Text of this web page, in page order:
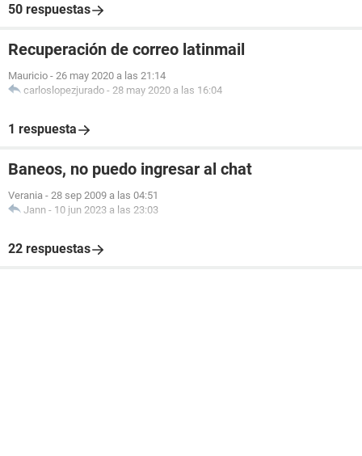
50 respuestas
Recuperación de correo latinmail
Mauricio - 26 may 2020 a las 21:14
carloslopezjurado - 28 may 2020 a las 16:04
1 respuesta
Baneos, no puedo ingresar al chat
Verania - 28 sep 2009 a las 04:51
Jann - 10 jun 2023 a las 23:03
22 respuestas